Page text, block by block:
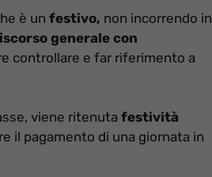
è un festivo, non incorrendo in
generale con
controllare e far riferimento a
viene ritenuta festività
il pagamento di una giornata in